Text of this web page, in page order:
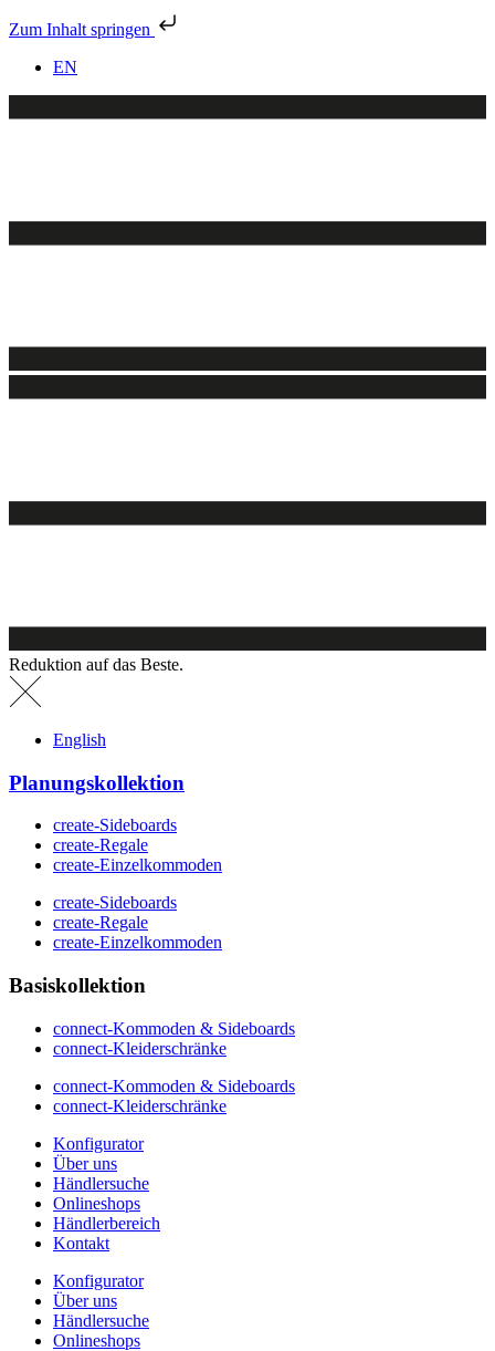
Zum Inhalt springen
EN
Reduktion auf das Beste.
English
Planungskollektion
create-Sideboards
create-Regale
create-Einzelkommoden
create-Sideboards
create-Regale
create-Einzelkommoden
Basiskollektion
connect-Kommoden & Sideboards
connect-Kleiderschränke
connect-Kommoden & Sideboards
connect-Kleiderschränke
Konfigurator
Über uns
Händlersuche
Onlineshops
Händlerbereich
Kontakt
Konfigurator
Über uns
Händlersuche
Onlineshops